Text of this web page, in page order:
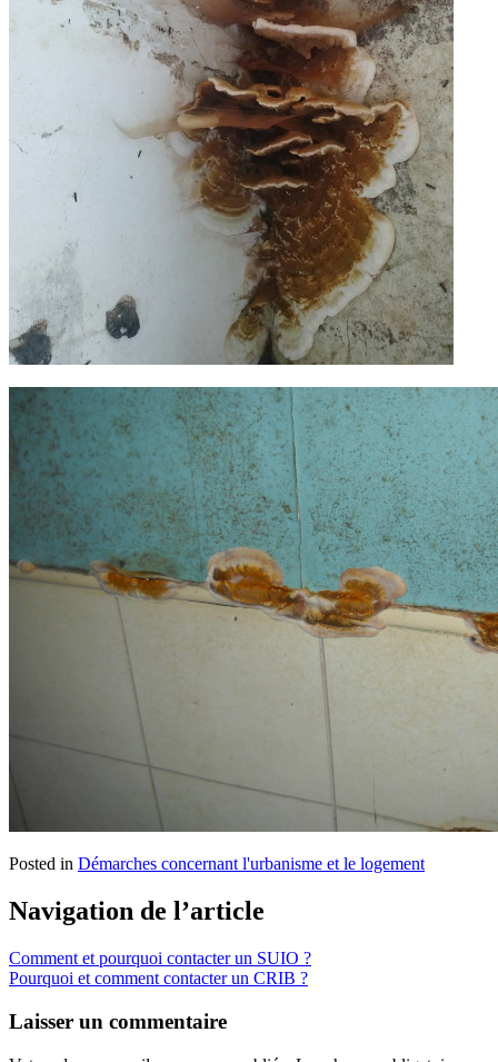
Posted in Démarches concernant l'urbanisme et le logement
Navigation de l’article
Comment et pourquoi contacter un SUIO ?
Pourquoi et comment contacter un CRIB ?
Laisser un commentaire